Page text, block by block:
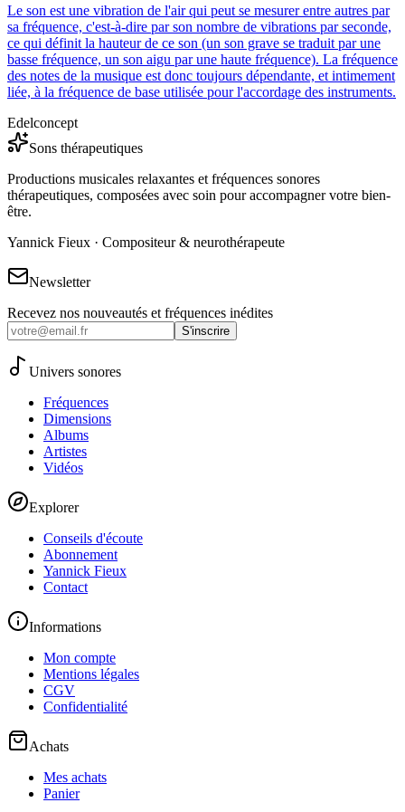
Le son est une vibration de l'air qui peut se mesurer entre autres par
sa fréquence, c'est-à-dire par son nombre de vibrations par seconde,
ce qui définit la hauteur de ce son (un son grave se traduit par une
basse fréquence, un son aigu par une haute fréquence). La fréquence
des notes de la musique est donc toujours dépendante, et intimement
liée, à la fréquence de base utilisée pour l'accordage des instruments.
Edelconcept
Sons thérapeutiques
Productions musicales relaxantes et fréquences sonores
thérapeutiques, composées avec soin pour accompagner votre bien-
être.
Yannick Fieux · Compositeur & neurothérapeute
Newsletter
Recevez nos nouveautés et fréquences inédites
S'inscrire
Univers sonores
Fréquences
Dimensions
Albums
Artistes
Vidéos
Explorer
Conseils d'écoute
Abonnement
Yannick Fieux
Contact
Informations
Mon compte
Mentions légales
CGV
Confidentialité
Achats
Mes achats
Panier